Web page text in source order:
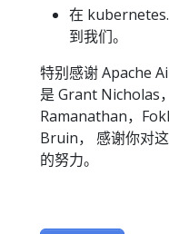
在
到我们。
特别感谢 Apache
是 Grant Nicholas
Ramanathan，
Bruin， 感谢你对
的努力。